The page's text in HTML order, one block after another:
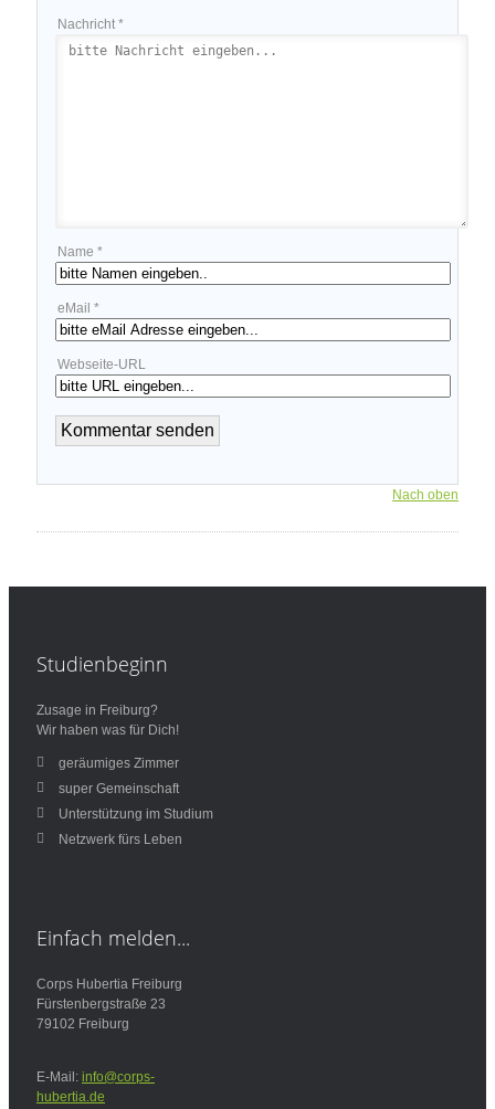
Nachricht *
Name *
eMail *
Webseite-URL
Nach oben
Studienbeginn
Zusage in Freiburg?
Wir haben was für Dich!
geräumiges Zimmer
super Gemeinschaft
Unterstützung im Studium
Netzwerk fürs Leben
Einfach melden...
Corps Hubertia Freiburg
Fürstenbergstraße 23
79102 Freiburg
E-Mail: info@corps-
hubertia.de